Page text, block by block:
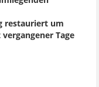
restauriert um
Tage